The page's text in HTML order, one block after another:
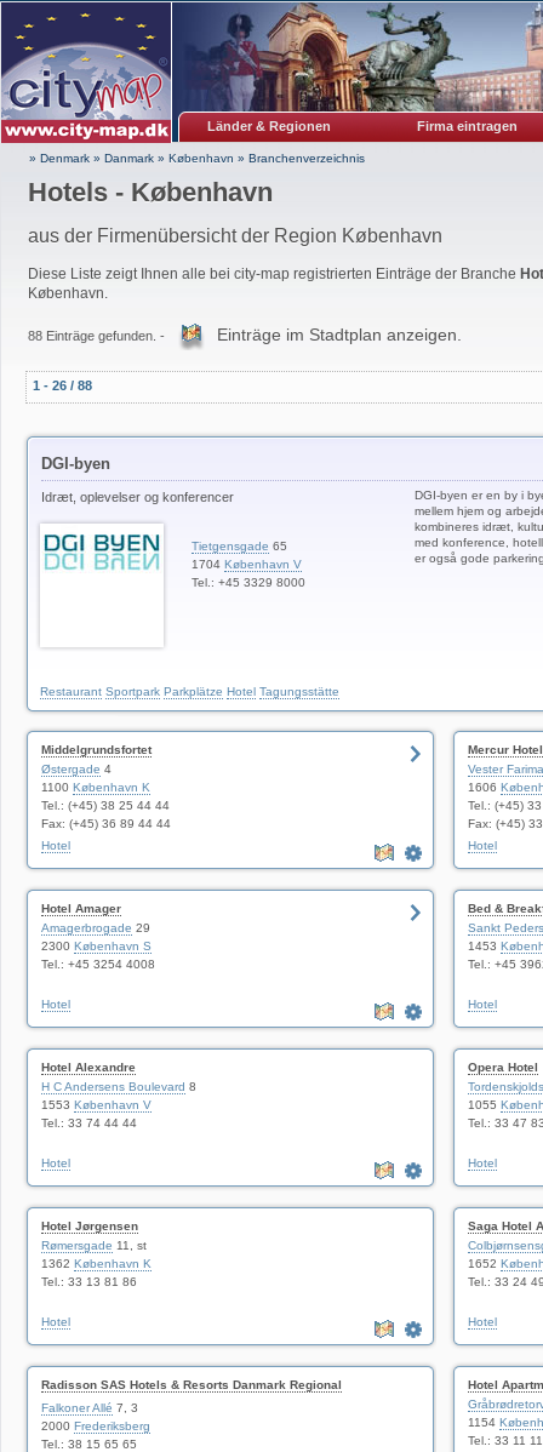
Länder & Regionen Firma eintragen
» Denmark » Danmark » København » Branchenverzeichnis
Hotels - København
aus der Firmenübersicht der Region København
Diese Liste zeigt Ihnen alle bei city-map registrierten Einträge der Branche
København.
88 Einträge gefunden. - Einträge im Stadtplan anzeigen.
1 - 26 / 88
DGI-byen
Idræt, oplevelser og konferencer
Tietgensgade 65
1704 København V
Tel.: +45 3329 8000
Restaurant Sportpark Parkplätze Hotel Tagungsstätte
DGI-byen er en by i
mellem hjem og
kombineres idræt,
med konference,
er også gode
Middelgrundsfortet
Østergade 4
1100 København K
Tel.: (+45) 38 25 44 44
Fax: (+45) 36 89 44 44
Hotel
Mercur
Vester
1606
Tel.: (+45)
Fax: (+45)
Hotel
Hotel Amager
Amagerbrogade 29
2300 København S
Tel.: +45 3254 4008
Hotel
Bed &
Sankt
1453
Tel.: +45
Hotel
Hotel Alexandre
H C Andersens Boulevard 8
1553 København V
Tel.: 33 74 44 44
Hotel
Opera Hotel
1055
Tel.: 33 47
Hotel
Hotel Jørgensen
Rømersgade 11, st
1362 København K
Tel.: 33 13 81 86
Hotel
Saga Hotel
1652
Tel.: 33 24
Hotel
Radisson SAS Hotels & Resorts Danmark Regional
salgs- og marketingafdeling
Falkoner Allé 7, 3
2000 Frederiksberg
Tel.: 38 15 65 65
Hotel
1154
Tel.: 33 11